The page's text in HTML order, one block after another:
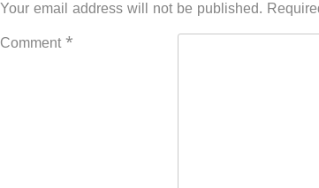
Your email address will not be published.
Comment *